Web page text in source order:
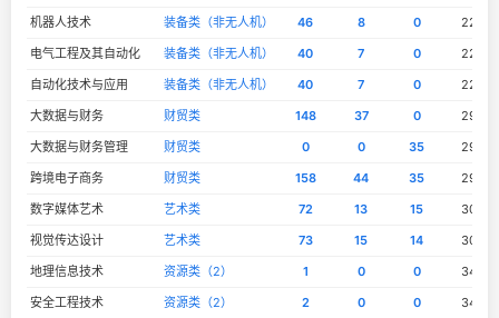
机器人技术
装备类（非无人机） 46 8 0
229
电气工程及其自动化
装备类（非无人机） 40 7 0
229
自动化技术与应用
装备类（非无人机） 40 7 0
229
大数据与财务
财贸类 148 37 0
299
大数据与财务管理
财贸类 0 0 35
299
跨境电子商务
财贸类 158 44 35
299
数字媒体艺术
艺术类 72 13 15
302
视觉传达设计
艺术类 73 15 14
302
地理信息技术
资源类（2） 1 0 0
348
安全工程技术
资源类（2） 2 0 0
348